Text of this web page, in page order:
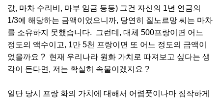
값, 마차 수리비, 마부 임금 등등) 그건 자신의 1년 연금의
1/3에 해당하는 금액이었으니까, 당연히 질노르망 씨는 마차
를 소유하지 못했습니다. 그런데, 대체 500프랑이면 어느
정도의 액수이고, 1만 5천 프랑이면 또 어느 정도의 금액이
었을까요 ? 현재 우리나라 원화 가치로 따져보고 싶다는 생
각이 든다면, 저는 확실히 속물이겠지요 ?
일단 당시 프랑 화의 가치에 대해서 어렴풋이나마 짐작하게